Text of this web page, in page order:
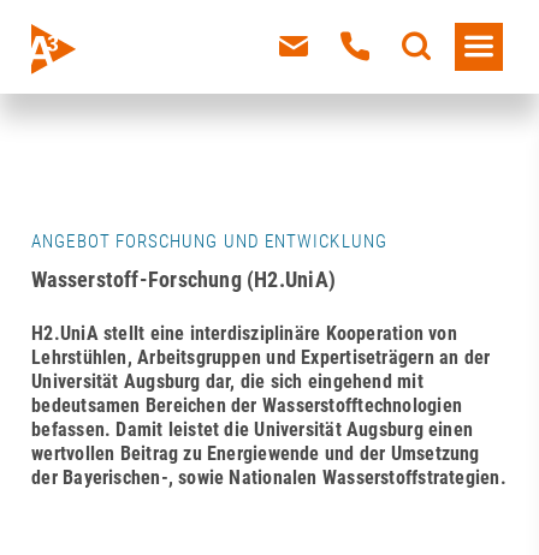
ANGEBOT FORSCHUNG UND ENTWICKLUNG
Wasserstoff-Forschung (H2.UniA)
H2.UniA stellt eine interdisziplinäre Kooperation von
Lehrstühlen, Arbeitsgruppen und Expertiseträgern an der
Universität Augsburg dar, die sich eingehend mit
bedeutsamen Bereichen der Wasserstofftechnologien
befassen. Damit leistet die Universität Augsburg einen
wertvollen Beitrag zu Energiewende und der Umsetzung
der Bayerischen-, sowie Nationalen Wasserstoffstrategien.